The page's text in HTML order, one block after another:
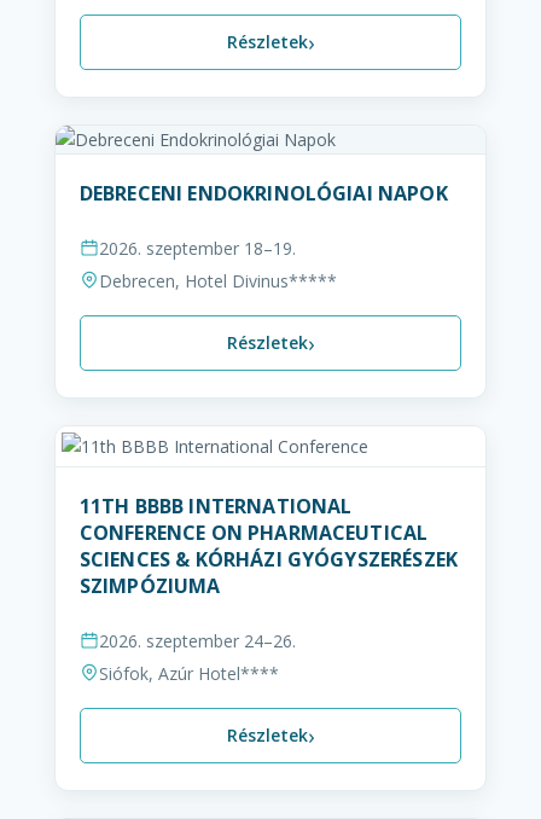
Részletek›
DEBRECENI ENDOKRINOLÓGIAI NAPOK
2026. szeptember 18–19.
Debrecen, Hotel Divinus*****
Részletek›
11TH BBBB INTERNATIONAL
CONFERENCE ON PHARMACEUTICAL
SCIENCES & KÓRHÁZI GYÓGYSZERÉSZEK
SZIMPÓZIUMA
2026. szeptember 24–26.
Siófok, Azúr Hotel****
Részletek›